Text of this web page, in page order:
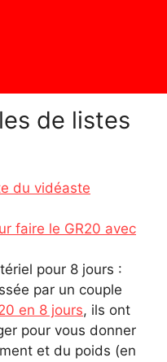
de listes
du vidéaste
faire le GR20 avec
pour 8 jours :
par un couple
en 8 jours, ils ont
pour vous donner
et du poids (en